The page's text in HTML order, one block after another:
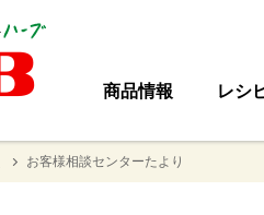
商品情報 レシ
お客様相談センターたより